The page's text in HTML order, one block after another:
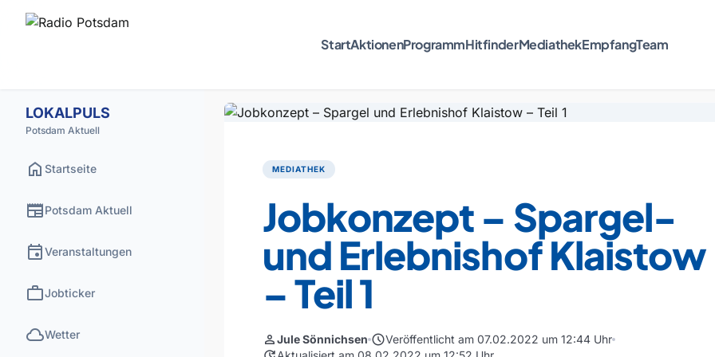
StartAktionenProgrammHitfinderMediathekEmpfangTeam
LOKALPULS
Potsdam Aktuell
home Startseite
newspaperPotsdam Aktuell
eventVeranstaltungen
workJobticker
cloudWetter
MEDIATHEK
Jobkonzept – Spargel-
und Erlebnishof Klaistow
– Teil 1
personJule Sönnichsen scheduleVeröffentlicht am 07.02.2022 um 12:44 Uhr